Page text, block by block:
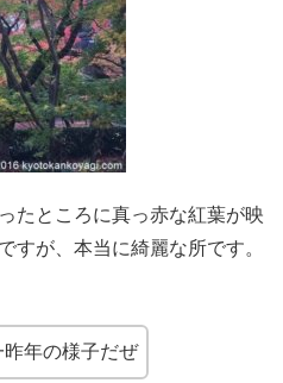
たところに真っ赤な紅葉が映
すが、本当に綺麗な所です。
年の様子だぜ